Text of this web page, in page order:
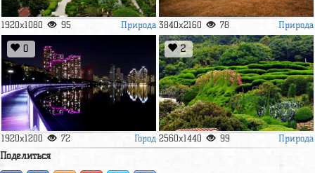
1920x1080 95 Природа 3840x2160 78 Природа
0
1920x1200 72 Город
2
2560x1440 99 Природа
Поделиться